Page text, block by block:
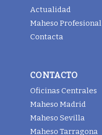
Actualidad
Maheso Profesional
Contacta
CONTACTO
Oficinas Centrales
Maheso Madrid
Maheso Sevilla
Maheso Tarragona